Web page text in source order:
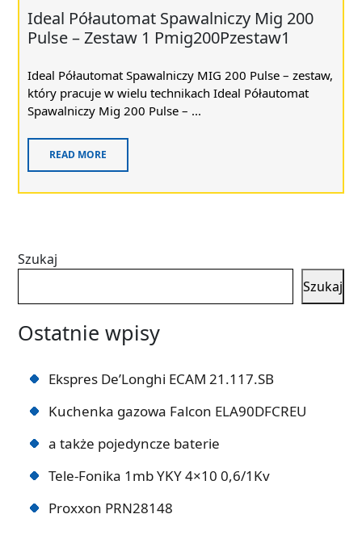
Ideal Półautomat Spawalniczy Mig 200
Pulse – Zestaw 1 Pmig200Pzestaw1
Ideal Półautomat Spawalniczy MIG 200 Pulse – zestaw,
który pracuje w wielu technikach Ideal Półautomat
Spawalniczy Mig 200 Pulse – ...
READ MORE
Szukaj
Szukaj
Ostatnie wpisy
Ekspres De’Longhi ECAM 21.117.SB
Kuchenka gazowa Falcon ELA90DFCREU
a także pojedyncze baterie
Tele-Fonika 1mb YKY 4×10 0,6/1Kv
Proxxon PRN28148